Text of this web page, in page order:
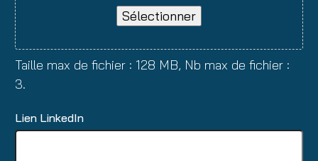
Sélectionner
Taille max de fichier : 128 MB, Nb max de fichier :
3.
Lien LinkedIn